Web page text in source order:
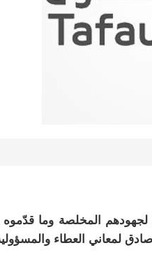
إلى “أثر”
على الطعم
المخلصة وما